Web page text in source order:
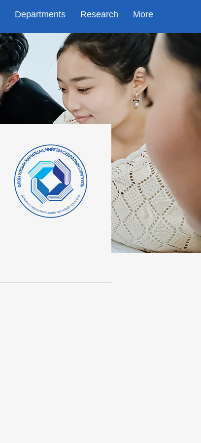
Departments Research More